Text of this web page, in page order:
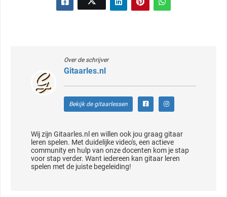
Over de schrijver
Gitaarles.nl
Bekijk de gitaarlessen
Wij zijn Gitaarles.nl en willen ook jou graag gitaar
leren spelen. Met duidelijke video's, een actieve
community en hulp van onze docenten kom je stap
voor stap verder. Want iedereen kan gitaar leren
spelen met de juiste begeleiding!